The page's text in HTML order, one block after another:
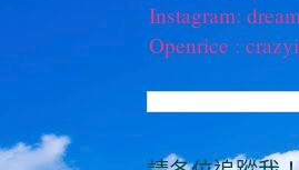
Instagram:
Openrice :